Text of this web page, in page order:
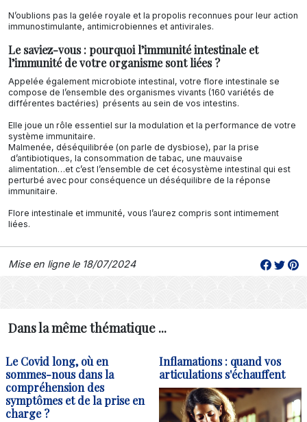
N’oublions pas la gelée royale et la propolis reconnues pour leur action
immunostimulante, antimicrobiennes et antivirales.
Le saviez-vous : pourquoi l’immunité intestinale et
l’immunité de votre organisme sont liées ?
Appelée également microbiote intestinal, votre flore intestinale se
compose de l’ensemble des organismes vivants (160 variétés de
différentes bactéries) présents au sein de vos intestins.
Elle joue un rôle essentiel sur la modulation et la performance de votre
système immunitaire.
Malmenée, déséquilibrée (on parle de dysbiose), par la prise
d’antibiotiques, la consommation de tabac, une mauvaise
alimentation…et c’est l’ensemble de cet écosystème intestinal qui est
perturbé avec pour conséquence un déséquilibre de la réponse
immunitaire.
Flore intestinale et immunité, vous l’aurez compris sont intimement
liées.
Mise en ligne le 18/07/2024
Dans la même thématique ...
Le Covid long, où en
sommes-nous dans la
compréhension des
symptômes et de la prise en
charge ?
Inflamations : quand vos
articulations s'échauffent